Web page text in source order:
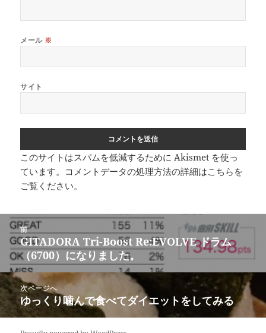
メール ※
サイト
このサイトはスパムを低減するために Akismet を使っ
ています。 コメントデータの処理方法の詳細はこちらを
ご覧ください。
ゲ
ー
シ
ョ
前
前
の
投
稿:
GITADORA Tri-Boost Re:EVOLVE ドラム
（6700）になりました。
次ページへ
次
の
投
ゆっくり噛んで食べてダイエットをしてみる